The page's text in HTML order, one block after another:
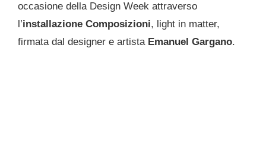
occasione della Design Week attraverso
l’installazione Composizioni, light in matter,
firmata dal designer e artista Emanuel Gargano.